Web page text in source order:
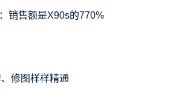
销售额是X90s的770%
修图样样精通